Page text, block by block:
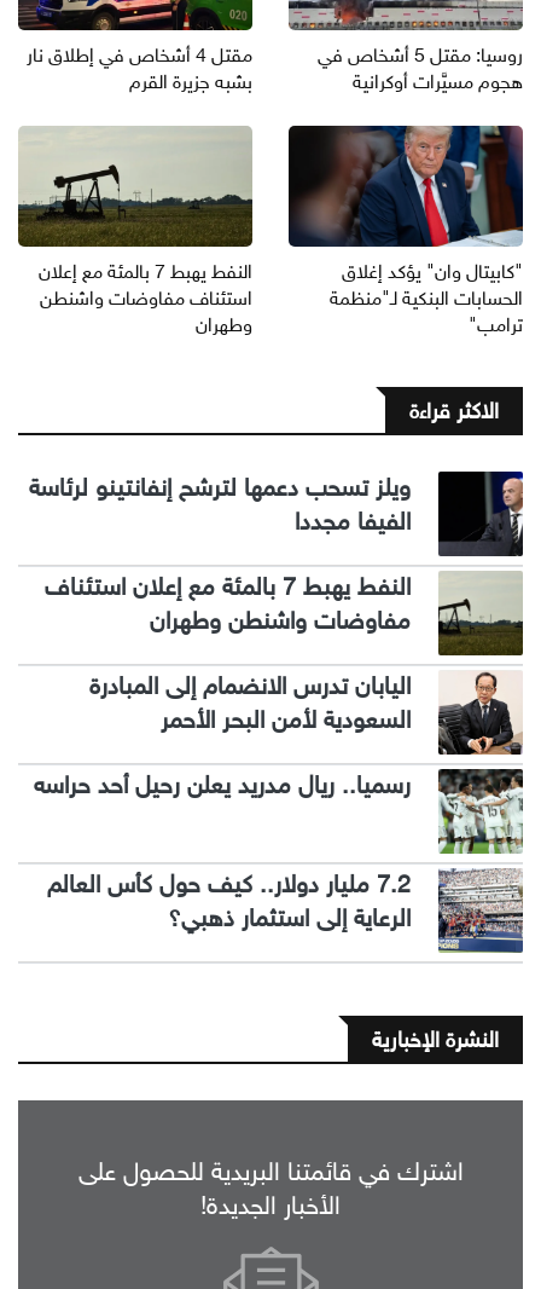
روسيا: مقتل 5 أشخاص في
هجوم مسيَّرات أوكرانية
مقتل 4 أشخاص في إطلاق نار
بشبه جزيرة القرم
"كابيتال وان" يؤكد إغلاق
الحسابات البنكية لـ"منظمة
ترامب"
النفط يهبط 7 بالمئة مع إعلان
استئناف مفاوضات واشنطن
وطهران
الاكثر قراءة
ويلز تسحب دعمها لترشح إنفانتينو لرئاسة
الفيفا مجددا
النفط يهبط 7 بالمئة مع إعلان استئناف
مفاوضات واشنطن وطهران
اليابان تدرس الانضمام إلى المبادرة
السعودية لأمن البحر الأحمر
رسميا.. ريال مدريد يعلن رحيل أحد حراسه
7.2 مليار دولار.. كيف حول كأس العالم
الرعاية إلى استثمار ذهبي؟
النشرة الإخبارية
اشترك في قائمتنا البريدية للحصول على
الأخبار الجديدة!